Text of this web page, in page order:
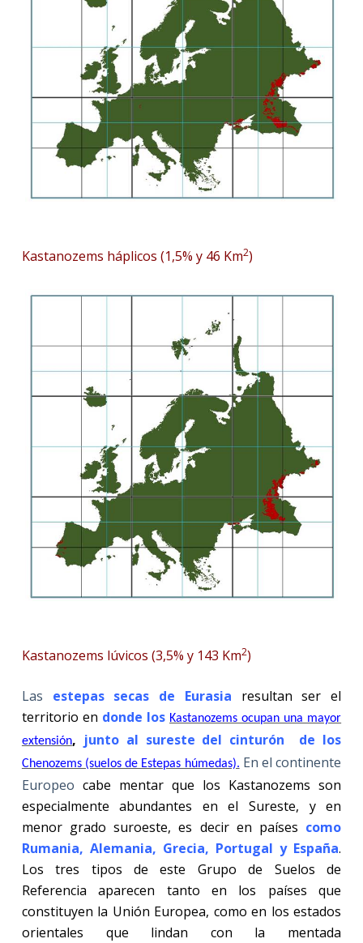
Kastanozems háplicos (1,5% y 46 Km2)
Kastanozems lúvicos (3,5% y 143 Km2)
Las estepas secas de Eurasia
resultan ser el
territorio en donde los Kastanozems ocupan una mayor
extensión, junto al sureste del cinturón de los
Chenozems (suelos de Estepas húmedas). En el continente
Europeo cabe mentar que los Kastanozems son
especialmente abundantes en el Sureste, y en
menor grado suroeste, es decir en países como
Rumania, Alemania, Grecia, Portugal y España.
Los tres tipos de este Grupo de Suelos de
Referencia aparecen tanto en los países que
constituyen la Unión Europea, como en los estados
orientales que lindan con la mentada